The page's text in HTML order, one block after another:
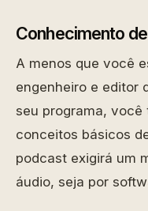
Conhecimento
A menos que você
engenheiro e editor
seu programa,
conceitos básicos
podcast exigirá um
áudio, seja por